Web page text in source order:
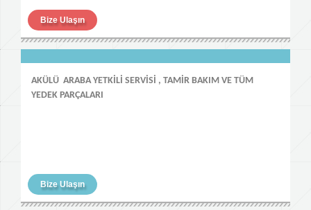
Bize Ulaşın
AKÜLÜ ARABA YETKİLİ SERVİSİ , TAMİR BAKIM VE TÜM
YEDEK PARÇALARI
Bize Ulaşın